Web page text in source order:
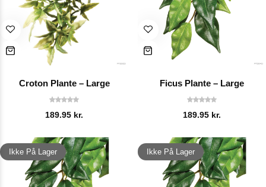
Croton Plante – Large
189.95 kr.
Ficus Plante – Large
189.95 kr.
Ikke På Lager Ikke På Lager